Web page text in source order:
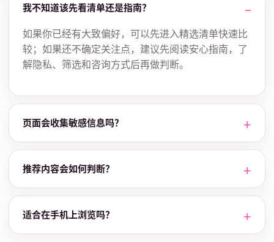
我不知道该先看清单还是指南？
如果你已经有大致偏好，可以先进入精选清单快速比
较；如果还不确定关注点，建议先阅读安心指南，了
解隐私、筛选和咨询方式后再做判断。
页面会收集敏感信息吗？
推荐内容会如何判断？
适合在手机上浏览吗？